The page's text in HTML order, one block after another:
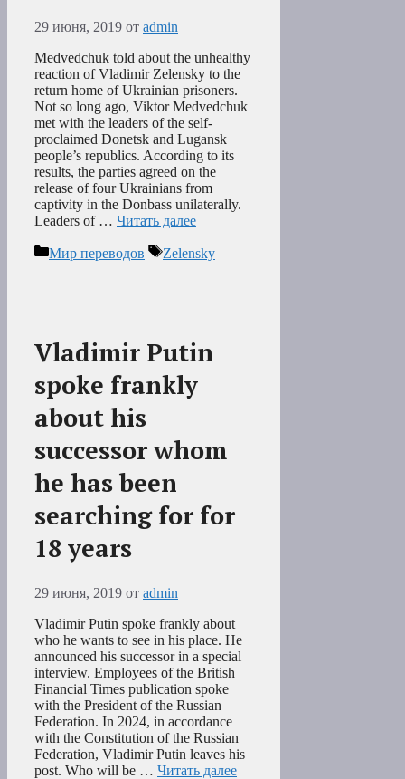
29 июня, 2019 от admin
Medvedchuk told about the unhealthy
reaction of Vladimir Zelensky to the
return home of Ukrainian prisoners.
Not so long ago, Viktor Medvedchuk
met with the leaders of the self-
proclaimed Donetsk and Lugansk
people’s republics. According to its
results, the parties agreed on the
release of four Ukrainians from
captivity in the Donbass unilaterally.
Leaders of … Читать далее
Рубрики
Мир переводов Метки
Zelensky
Vladimir Putin
spoke frankly
about his
successor whom
he has been
searching for for
18 years
29 июня, 2019 от admin
Vladimir Putin spoke frankly about
who he wants to see in his place. He
announced his successor in a special
interview. Employees of the British
Financial Times publication spoke
with the President of the Russian
Federation. In 2024, in accordance
with the Constitution of the Russian
Federation, Vladimir Putin leaves his
post. Who will be … Читать далее